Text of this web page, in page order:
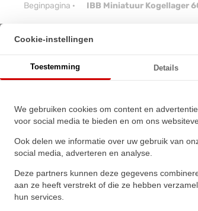
Beginpagina · IBB Miniatuur Kogellager
Cookie-instellingen
Toestemming Details
We gebruiken cookies om content en
voor social media te bieden en om ons
Ook delen we informatie over uw gebruik van
social media, adverteren en analyse.
Deze partners kunnen deze gegevens
aan ze heeft verstrekt of die ze hebben
hun services.
IBB Miniatuur
★★★★★
★★★★★